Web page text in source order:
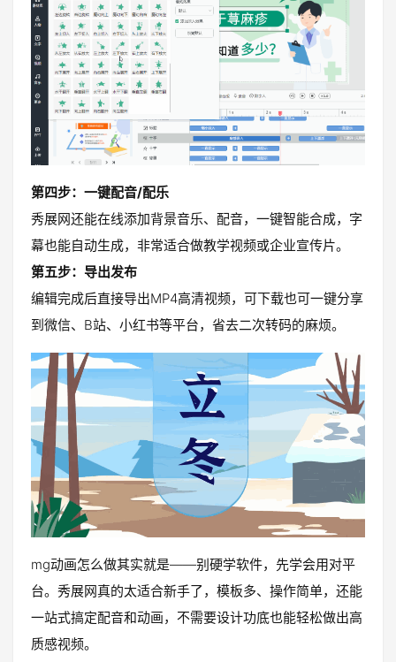
第四步：一键配音/配乐
秀展网还能在线添加背景音乐、配音，一键智能合成，字
幕也能自动生成，非常适合做教学视频或企业宣传片。
第五步：导出发布
编辑完成后直接导出MP4高清视频，可下载也可一键分享
到微信、B站、小红书等平台，省去二次转码的麻烦。
mg动画怎么做其实就是——别硬学软件，先学会用对平
台。秀展网真的太适合新手了，模板多、操作简单，还能
一站式搞定配音和动画，不需要设计功底也能轻松做出高
质感视频。